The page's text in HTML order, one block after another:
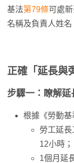
基法第79條可處
名稱及負責人姓名
正確「延長與
步驟一：瞭解延
根據《勞動基
勞工延
12小時；
1個月延